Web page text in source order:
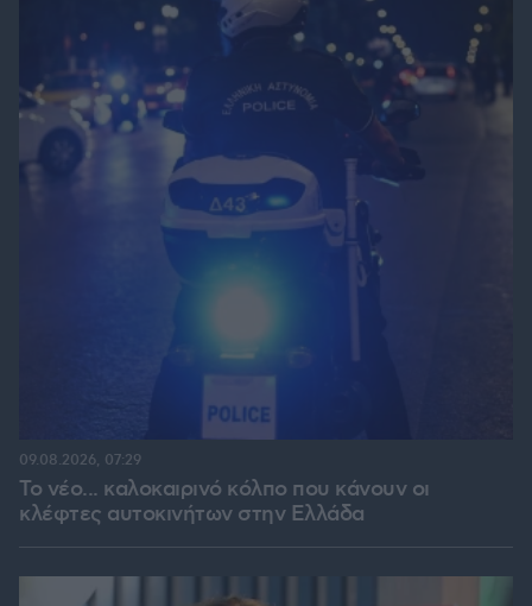
Το νέο... καλοκαιρινό κόλπο που κάνουν οι
κλέφτες αυτοκινήτων στην Ελλάδα
09.08.2026, 07:29